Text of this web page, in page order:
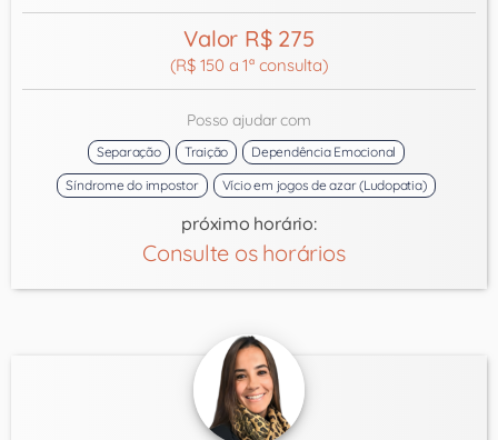
Valor R$ 275
(R$ 150 a 1ª consulta)
Posso ajudar com
Separação Traição
Dependência Emocional
Síndrome do impostor
Vício em jogos de azar (Ludopatia)
próximo horário:
Consulte os horários